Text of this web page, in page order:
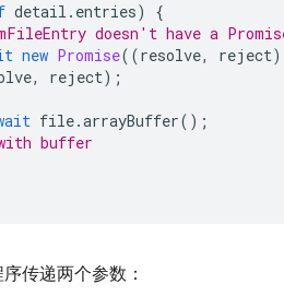
detail . entries)
{
doesn't have a
new Promise((resolve, reject)
, reject);
file.arrayBuffer();
buffer
传递两个参数：